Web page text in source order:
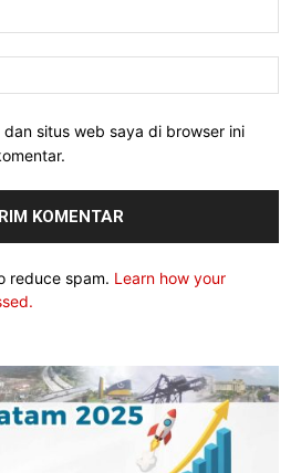
dan situs web saya di browser ini
reduce spam. Learn how your